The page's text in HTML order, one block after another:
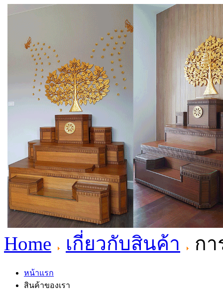
Home เกี่ยวกับสินค้า ก
หน้าแรก
สินค้าของเรา